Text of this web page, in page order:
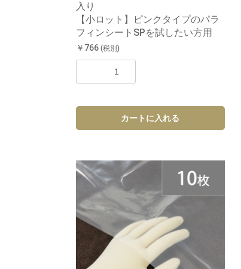
入り
【小ロット】ピンクタイプのパラ
フィンシートSPを試したい方用
￥766 (税別)
カートに入れる